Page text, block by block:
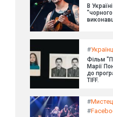
В
#
Фільм
Марії
до
TIFF.
#
#